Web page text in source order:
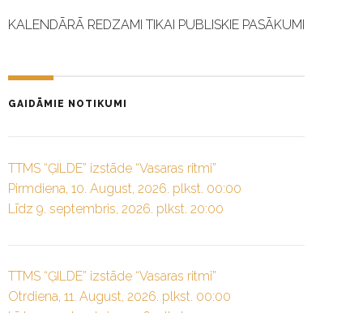
KALENDĀRĀ REDZAMI TIKAI PUBLISKIE PASĀKUMI
GAIDĀMIE NOTIKUMI
TTMS “ĢILDE” izstāde “Vasaras ritmi”
Pirmdiena, 10. August, 2026. plkst. 00:00
Līdz 9. septembris, 2026. plkst. 20:00
TTMS “ĢILDE” izstāde “Vasaras ritmi”
Otrdiena, 11. August, 2026. plkst. 00:00